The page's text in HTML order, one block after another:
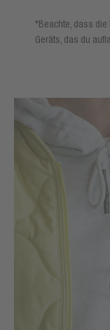
*Beachte, dass
Geräts, das du